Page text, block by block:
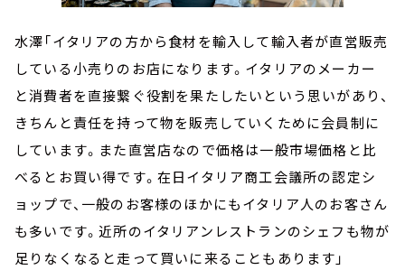
水澤「イタリアの方から食材を輸入して輸入者が直営販売
している小売りのお店になります。イタリアのメーカー
と消費者を直接繋ぐ役割を果たしたいという思いがあり、
きちんと責任を持って物を販売していくために会員制に
しています。また直営店なので価格は一般市場価格と比
べるとお買い得です。在日イタリア商工会議所の認定シ
ョップで、一般のお客様のほかにもイタリア人のお客さん
も多いです。近所のイタリアンレストランのシェフも物が
足りなくなると走って買いに来ることもあります」